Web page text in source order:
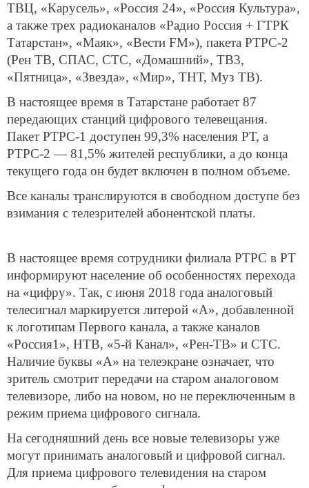
ТВЦ, «Карусель», «Россия 24», «Россия Культура»,
а также трех радиоканалов «Радио Россия + ГТРК
Татарстан», «Маяк», «Вести FM»), пакета РТРС-2
(Рен ТВ, СПАС, СТС, «Домашний», ТВ3,
«Пятница», «Звезда», «Мир», ТНТ, Муз ТВ).
В настоящее время в Татарстане работает 87
передающих станций цифрового телевещания.
Пакет РТРС-1 доступен 99,3% населения РТ, а
РТРС-2 — 81,5% жителей республики, а до конца
текущего года он будет включен в полном объеме.
Все каналы транслируются в свободном доступе без
взимания с телезрителей абонентской платы.
В настоящее время сотрудники филиала РТРС в РТ
информируют население об особенностях перехода
на «цифру». Так, с июня 2018 года аналоговый
телесигнал маркируется литерой «А», добавленной
к логотипам Первого канала, а также каналов
«Россия1», НТВ, «5-й Канал», «Рен-ТВ» и СТС.
Наличие буквы «А» на телеэкране означает, что
зритель смотрит передачи на старом аналоговом
телевизоре, либо на новом, но не переключенным в
режим приема цифрового сигнала.
На сегодняшний день все новые телевизоры уже
могут принимать аналоговый и цифровой сигнал.
Для приема цифрового телевидения на старом